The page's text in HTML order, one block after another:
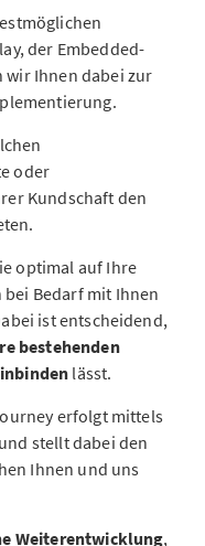
der Embedded-
wir Ihnen dabei zur
oder
Kundschaft den
optimal auf Ihre
Bedarf mit Ihnen
ist entscheidend,
bestehenden
lässt.
erfolgt mittels
stellt dabei den
Ihnen und uns
Weiterentwicklung,